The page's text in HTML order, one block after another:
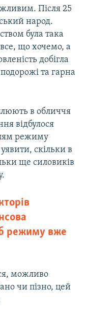
Після 25
народ.
була така
що хочемо, а
добігла
та гарна
в обличчя
відбулося
режиму
скільки в
ще силовиків
режиму вже
можливо
чи пізно, цей